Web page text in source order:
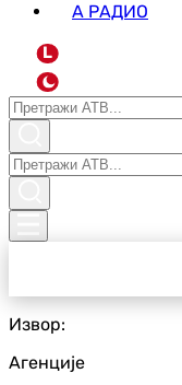
А РАДИО
L
Извор:
Агенције